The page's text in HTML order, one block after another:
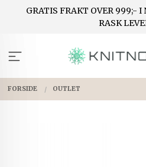
GRATIS FRAKT OVER 999;- I
RASK
FORSIDE OUTLET